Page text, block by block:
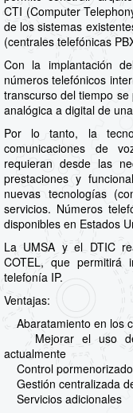
CTI (Computer
de los sistemas
(centrales telefónicas
Con la implantación
números telefónicos
transcurso del tiempo
analógica a digital de
Por lo tanto, la
comunicaciones de
requieran desde las
prestaciones y
nuevas tecnologías
servicios. Números
disponibles en Estados
La UMSA y el DTIC
COTEL, que permitirá
telefonía IP.
Ventajas:
Abaratamiento en los
Mejorar el uso de
actualmente
Control
Gestión centralizada
Servicios adicionales